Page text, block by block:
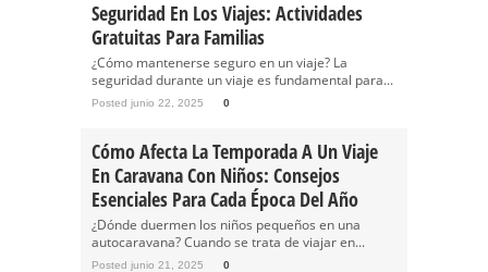
Seguridad En Los Viajes: Actividades
Gratuitas Para Familias
¿Cómo mantenerse seguro en un viaje? La
seguridad durante un viaje es fundamental para...
Posted junio 22, 2025 0
Cómo Afecta La Temporada A Un Viaje
En Caravana Con Niños: Consejos
Esenciales Para Cada Época Del Año
¿Dónde duermen los niños pequeños en una
autocaravana? Cuando se trata de viajar en...
Posted junio 21, 2025 0